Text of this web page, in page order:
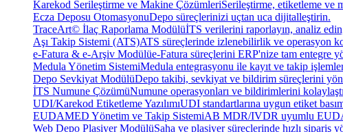
Karekod Serileştirme ve Makine ÇözümleriSerileştirme, etiketleme ve
Ecza Deposu OtomasyonuDepo süreçlerinizi uçtan uca dijitalleştirin.
TraceArt© İlaç Raporlama ModülüİTS verilerini raporlayın, analiz
Aşı Takip Sistemi (ATS)ATS süreçlerinde izlenebilirlik ve operasyon
e-Fatura & e-Arşiv Modülüe-Fatura süreçlerini ERP'nize tam entegre
Medula Yönetim SistemiMedula entegrasyonu ile kayıt ve takip
Depo Sevkiyat ModülüDepo takibi, sevkiyat ve bildirim süreçlerini
İTS Numune ÇözümüNumune operasyonları ve bildirimlerini
UDI/Karekod Etiketleme YazılımıUDI standartlarına uygun etiket
EUDAMED Yönetim ve Takip SistemiAB MDR/IVDR uyumlu
Web Depo Plasiyer ModülüSaha ve plasiyer süreçlerinde hızlı sipariş